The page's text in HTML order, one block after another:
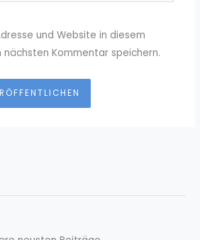
und Website in diesem
nächsten Kommentar speichern.